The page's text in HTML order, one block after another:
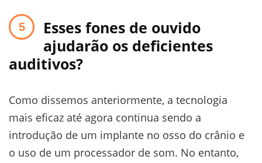
Esses fones de ouvido
ajudarão os deficientes
auditivos?
Como dissemos anteriormente, a tecnologia
mais eficaz até agora continua sendo a
introdução de um implante no osso do crânio e
o uso de um processador de som. No entanto,